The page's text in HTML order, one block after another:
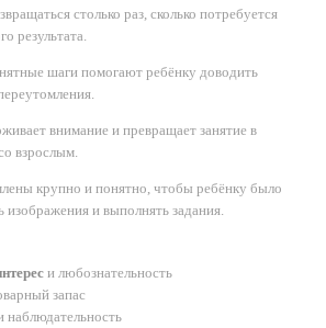
столько раз, сколько потребуется
результата.
шаги помогают ребёнку доводить
внимание и превращает занятие в
взрослым.
крупно и понятно, чтобы ребёнку было
изображения и выполнять задания.
и любознательность
запас
наблюдательность